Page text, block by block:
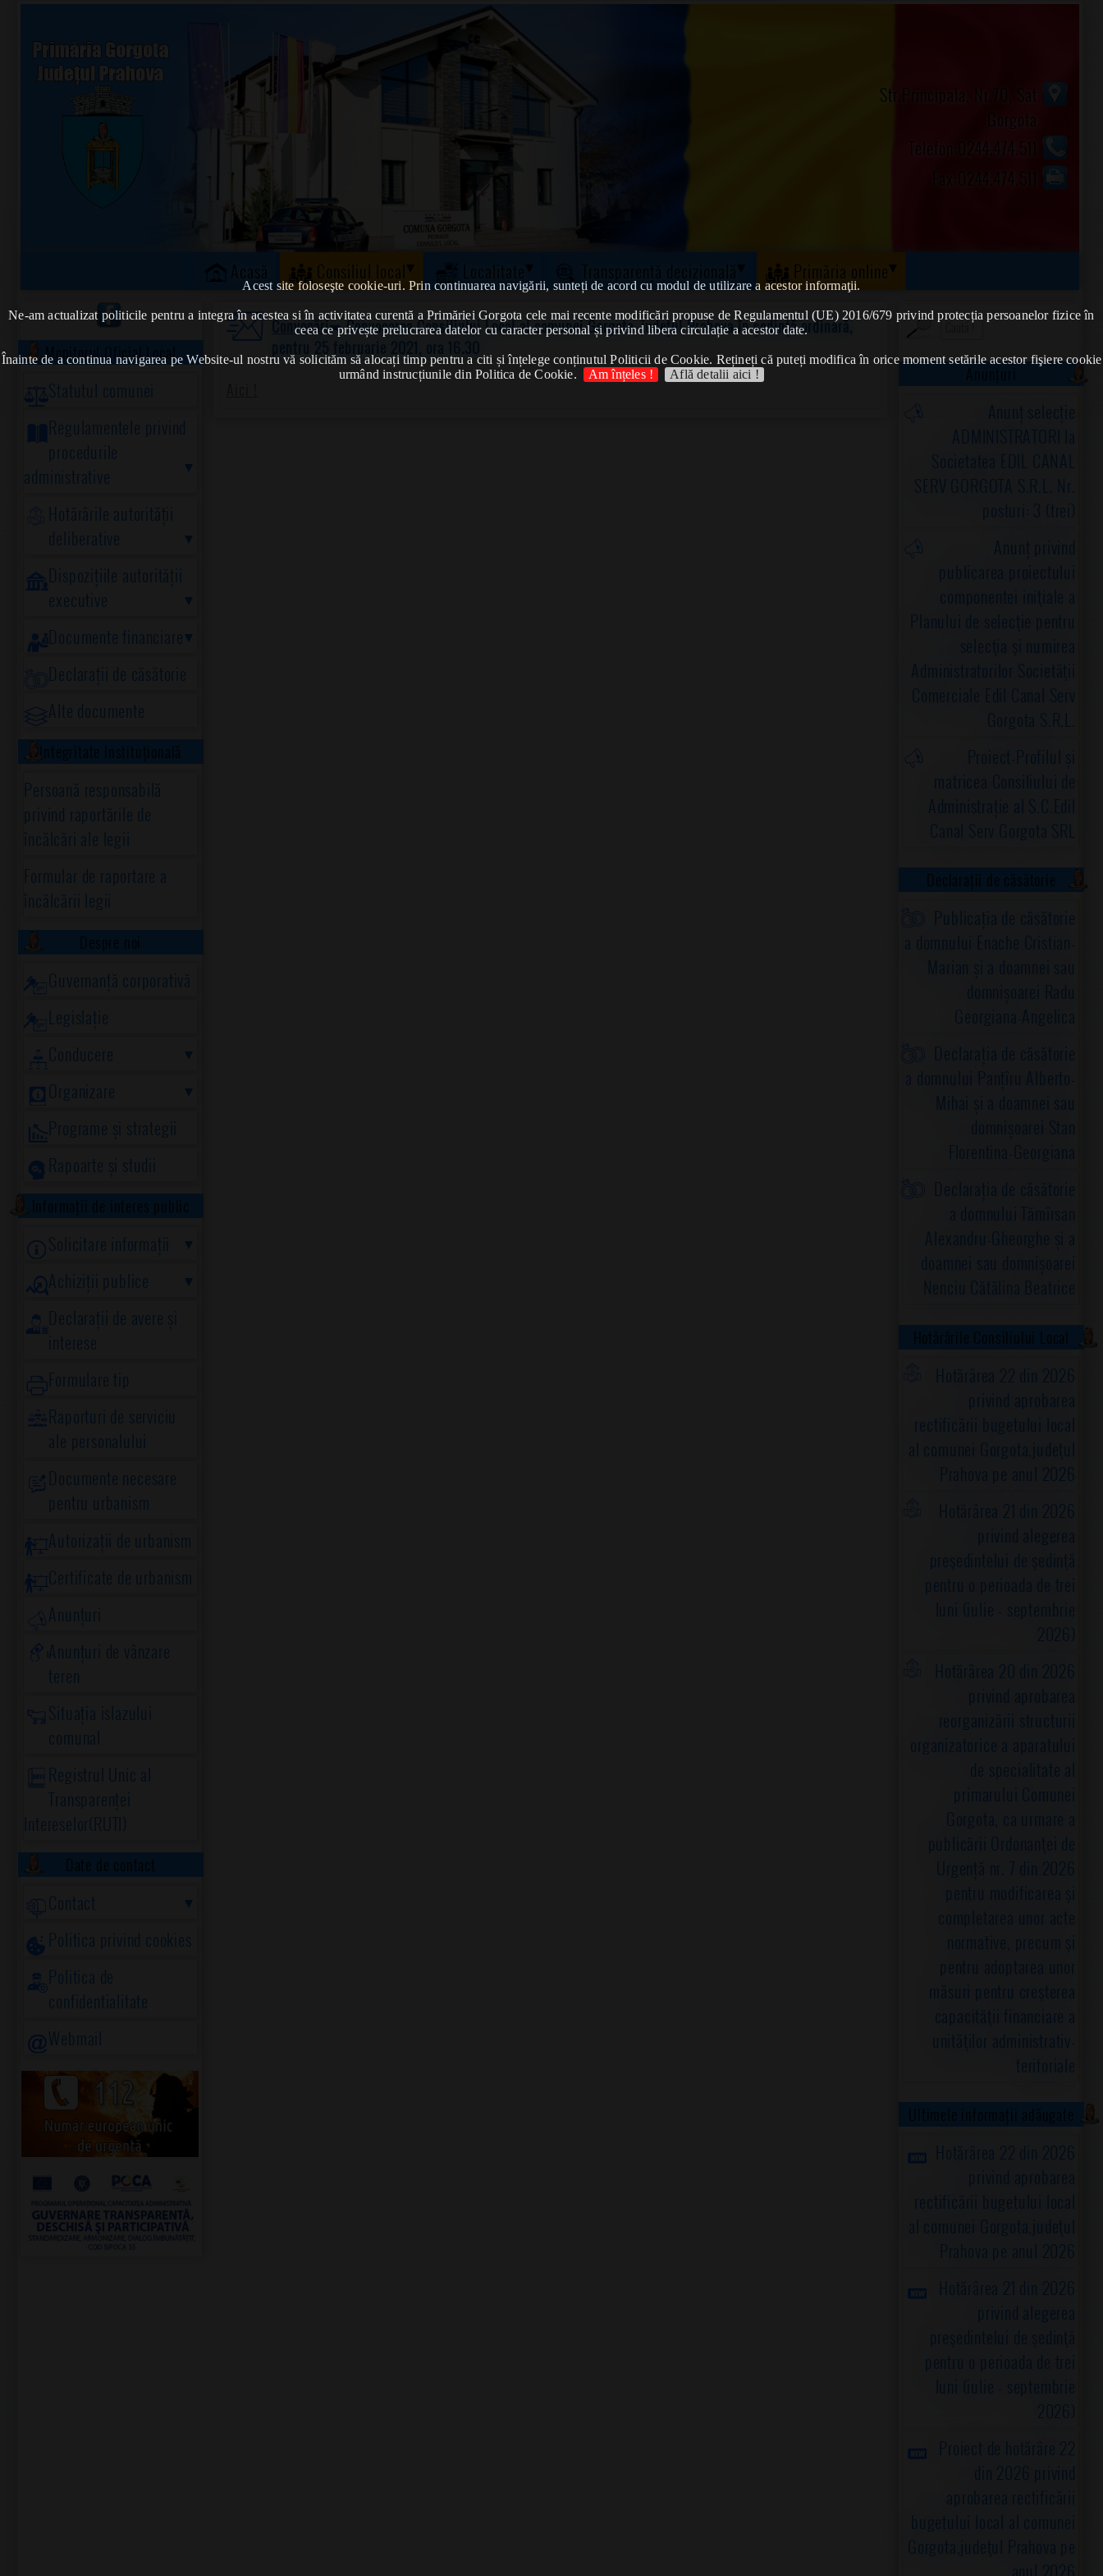
Acest site foloseşte cookie-uri. Prin continuarea navigării, sunteți de acord cu modul de utilizare a acestor informaţii.
Ne-am actualizat politicile pentru a integra în acestea si în activitatea curentă a Primăriei Gorgota cele mai recente modificări propuse de Regulamentul (UE) 2016/679 privind protecția persoanelor fizice în
ceea ce privește prelucrarea datelor cu caracter personal și privind libera circulație a acestor date.
Înainte de a continua navigarea pe Website-ul nostru vă solicităm să alocați timp pentru a citi și înțelege conținutul Politicii de Cookie. Rețineți că puteți modifica în orice moment setările acestor fişiere cookie
urmând instrucțiunile din Politica de Cookie.
Am înțeles ! Află detalii aici !
Acasă Consiliul local Localitate Transparență decizională Primăria online
Str.Principala, Nr.70, Sat
Gorgota
Telefon:0244.474.511
Monitorul Oficial Local
Statutul comunei
Regulamentele privind
procedurile
administrative
Hotărârile autorității
deliberative
Dispozițiile autorității
executive
Documente financiare
Declarații de căsătorie
Alte documente
Integritate Instituțională
Persoană responsabilă
privind raportările de
încălcări ale legii
Formular de raportare a
încălcării legii
Despre noi
Guvernanță corporativă
Legislație
Conducere
Organizare
Programe și strategii
Rapoarte și studii
Informații de interes public
Solicitare informații
Achiziții publice
Declarații de avere și
interese
Formulare tip
Raporturi de serviciu
ale personalului
Documente necesare
pentru urbanism
Autorizații de urbanism
Certificate de urbanism
Anunțuri
Anunțuri de vânzare
teren
Situația islazului
comunal
Registrul Unic al
Transparenței
Intereselor(RUTI)
Date de contact
Contact
Politica privind cookies
Politica de
confidentialitate
Webmail
Convocări➠ Convocarea Consiliului Local al comunei Gorgota, județul Prahova în ședință ordinară,
Anunțuri
Anunț selecție
ADMINISTRATORI la
Societatea EDIL CANAL
SERV GORGOTA S.R.L. Nr.
posturi: 3 (trei)
Anunț privind
publicarea proiectului
componentei iniţiale a
Planului de selecţie pentru
selecţia şi numirea
Administratorilor Societăţii
Comerciale Edil Canal Serv
Gorgota S.R.L.
Proiect-Profilul și
matricea Consiliului de
Administrație al S.C.Edil
Canal Serv Gorgota SRL
Declarații de căsătorie
Publicația de căsătorie
a domnului Enache Cristian-
Marian și a doamnei sau
domnișoarei Radu
Georgiana-Angelica
Declarația de căsătorie
a domnului Panțîru Alberto-
Mihai și a doamnei sau
domnișoarei Stan
Florentina-Georgiana
Declarația de căsătorie
a domnului Tămîrsan
Alexandru-Gheorghe și a
doamnei sau domnișoarei
Nenciu Cătălina Beatrice
Hotărârile Consiliului Local
Hotărârea 22 din 2026
privind aprobarea
rectificării bugetului local
al comunei Gorgota,judeţul
Prahova pe anul 2026
Hotărârea 21 din 2026
privind alegerea
preşedintelui de şedinţă
pentru o perioada de trei
luni (iulie - septembrie
2026)
Hotărârea 20 din 2026
privind aprobarea
reorganizării structurii
organizatorice a aparatului
de specialitate al
primarului Comunei
Gorgota, ca urmare a
publicării Ordonanţei de
Urgență nr. 7 din 2026
pentru modificarea şi
completarea unor acte
normative, precum şi
pentru adoptarea unor
măsuri pentru creşterea
capacităţii financiare a
unităţilor administrativ-
teritoriale
Ultimele informații adăugate
Hotărârea 22 din 2026
privind aprobarea
rectificării bugetului local
al comunei Gorgota,judeţul
Prahova pe anul 2026
Hotărârea 21 din 2026
privind alegerea
preşedintelui de şedinţă
pentru o perioada de trei
luni (iulie - septembrie
2026)
Proiect de hotărâre 22
din 2026 privind
aprobarea rectificării
bugetului local al comunei
Gorgota,judeţul Prahova pe
anul 2026